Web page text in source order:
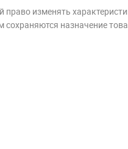
право изменять
назначение